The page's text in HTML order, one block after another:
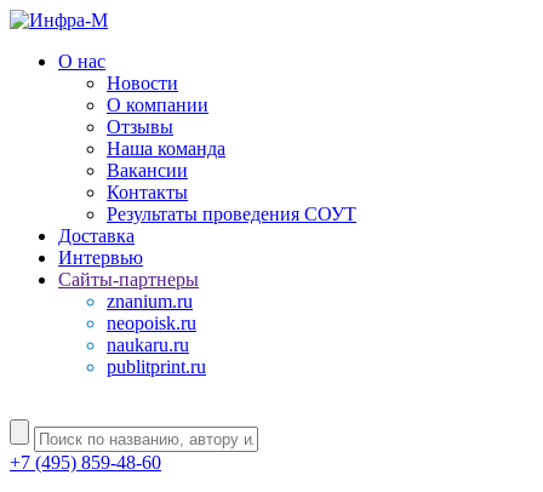
О нас
Новости
О компании
Отзывы
Наша команда
Вакансии
Контакты
Результаты проведения СОУТ
Доставка
Интервью
Сайты-партнеры
znanium.ru
neopoisk.ru
naukaru.ru
publitprint.ru
+7 (495) 859-48-60